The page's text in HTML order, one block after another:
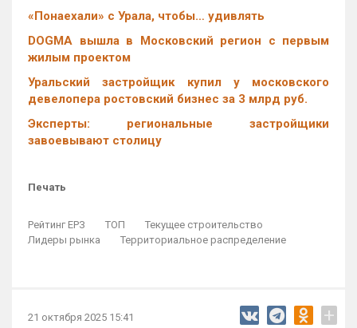
«Понаехали» с Урала, чтобы… удивлять
DOGMA вышла в Московский регион с первым
жилым проектом
Уральский застройщик купил у московского
девелопера ростовский бизнес за 3 млрд руб.
Эксперты: региональные застройщики
завоевывают столицу
Печать
Рейтинг ЕРЗ ТОП
Текущее строительство
Лидеры рынка
Территориальное распределение
21 октября 2025 15:41 +